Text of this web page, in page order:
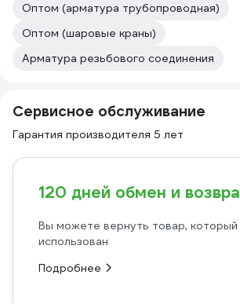
Оптом (арматура трубопроводная)
Оптом (шаровые краны)
Арматура резьбового соединения
Сервисное обслуживание
Гарантия производителя 5 лет
120 дней обмен и
Вы можете вернуть товар,
использован
Подробнее